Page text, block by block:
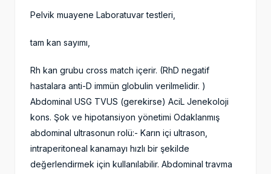
Pelvik muayene Laboratuvar testleri,
tam kan sayımı,
Rh kan grubu cross match içerir. (RhD negatif
hastalara anti-D immün globulin verilmelidir. )
Abdominal USG TVUS (gerekirse) AciL Jenekoloji
kons. Şok ve hipotansiyon yönetimi Odaklanmış
abdominal ultrasonun rolü:- Karın içi ultrason,
intraperitoneal kanamayı hızlı bir şekilde
değerlendirmek için kullanılabilir. Abdominal travma